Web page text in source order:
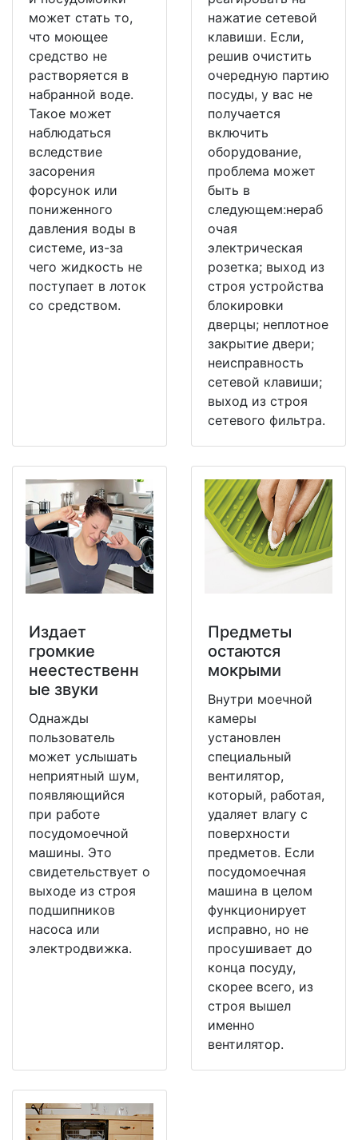
может стать то,
что моющее
средство не
растворяется в
набранной воде.
Такое может
наблюдаться
вследствие
засорения
форсунок или
пониженного
давления воды в
системе, из-за
чего жидкость не
поступает в лоток
со средством.
нажатие сетевой
клавиши. Если,
решив очистить
очередную партию
посуды, у вас не
получается
включить
оборудование,
проблема может
быть в
следующем:нераб
очая
электрическая
розетка; выход из
строя устройства
блокировки
дверцы; неплотное
закрытие двери;
неисправность
сетевой клавиши;
выход из строя
сетевого фильтра.
Издает
громкие
неестественн
ые звуки
Однажды
пользователь
может услышать
неприятный шум,
появляющийся
при работе
посудомоечной
машины. Это
свидетельствует о
выходе из строя
подшипников
насоса или
электродвижка.
Предметы
остаются
мокрыми
Внутри моечной
камеры
установлен
специальный
вентилятор,
который, работая,
удаляет влагу с
поверхности
предметов. Если
посудомоечная
машина в целом
функционирует
исправно, но не
просушивает до
конца посуду,
скорее всего, из
строя вышел
именно
вентилятор.